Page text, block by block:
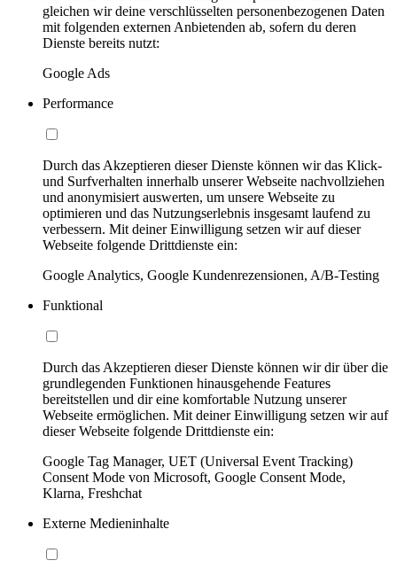
gleichen wir deine verschlüsselten personenbezogenen Daten
mit folgenden externen Anbietenden ab, sofern du deren
Dienste bereits nutzt:
Google Ads
Performance
Durch das Akzeptieren dieser Dienste können wir das Klick-
und Surfverhalten innerhalb unserer Webseite nachvollziehen
und anonymisiert auswerten, um unsere Webseite zu
optimieren und das Nutzungserlebnis insgesamt laufend zu
verbessern. Mit deiner Einwilligung setzen wir auf dieser
Webseite folgende Drittdienste ein:
Google Analytics, Google Kundenrezensionen, A/B-Testing
Funktional
Durch das Akzeptieren dieser Dienste können wir dir über die
grundlegenden Funktionen hinausgehende Features
bereitstellen und dir eine komfortable Nutzung unserer
Webseite ermöglichen. Mit deiner Einwilligung setzen wir auf
dieser Webseite folgende Drittdienste ein:
Google Tag Manager, UET (Universal Event Tracking)
Consent Mode von Microsoft, Google Consent Mode,
Klarna, Freshchat
Externe Medieninhalte